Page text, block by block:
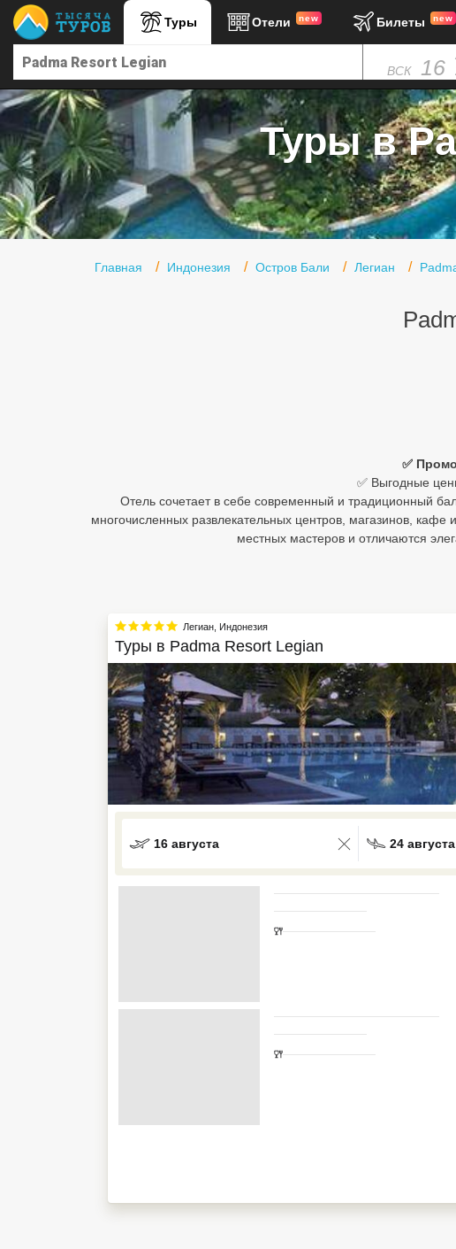
Туры Отели new Билеты new
ВСК 16
Туры в
Главная Индонезия Остров Бали Легиан
✅
✅ Выгодные
Отель сочетает в себе современный и традиционный
многочисленных развлекательных центров, магазинов,
местных мастеров и отличаются
Легиан, Индонезия
Туры в Padma Resort Legian
16 августа 24 августа
Главная
Туры в Турцию
Туры в Египет
Туры в ОАЭ
Офис г. Москва
VIP отели 5 звезд
Сетевые отели Турции